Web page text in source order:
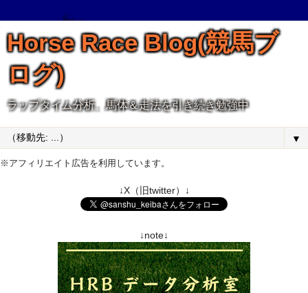
Horse Race Blog(競馬ブ
ログ)
ラップタイム分析、馬体＆走法を引き続き勉強中
▼
※アフィリエイト広告を利用しています。
↓X（旧twitter）↓
↓note↓